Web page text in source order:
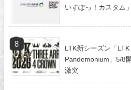
いすぽっ！カスタム
LTK新シーズン「
Pandemonium」5/8
激突